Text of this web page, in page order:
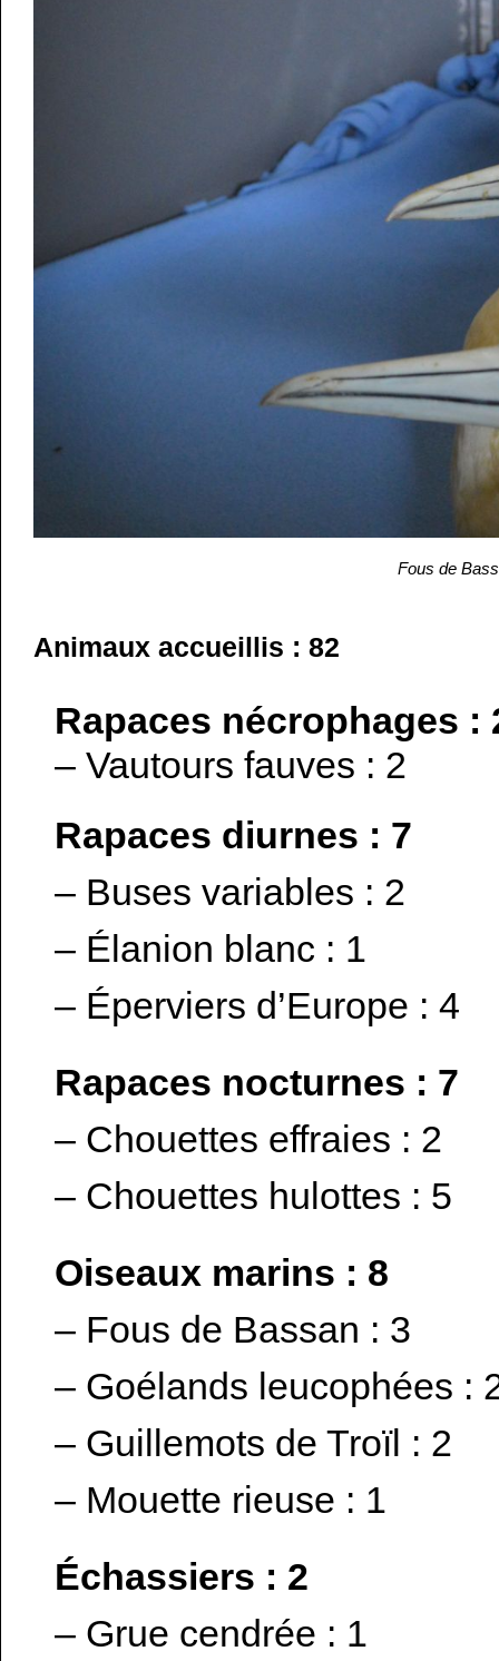
Fous de
Animaux accueillis : 82
Rapaces nécrophages :
– Vautours fauves : 2
Rapaces diurnes : 7
– Buses variables : 2
– Élanion blanc : 1
– Éperviers d’Europe : 4
Rapaces nocturnes : 7
– Chouettes effraies : 2
– Chouettes hulottes : 5
Oiseaux marins : 8
– Fous de Bassan : 3
– Goélands leucophées :
– Guillemots de Troïl : 2
– Mouette rieuse : 1
Échassiers : 2
– Grue cendrée : 1